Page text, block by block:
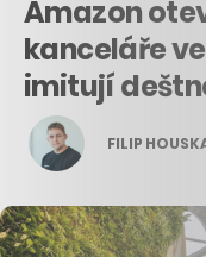
Amazon
kanceláře
imitují
FILIP